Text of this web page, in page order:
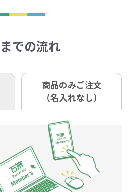
従って数を調整してくだ
らかじめご了承くださ
商品到着後7営業日以
PM5:00（土・日・祝日を
。
代はボリュームディスカ
の数量を印刷すると、1
印刷代単価がお安くなり
が少なく一定数に満たな
単価計算ではなく、印刷
金を一式頂戴する場合が
行（振替口座）
会社モノベーション
手数料はお客さま負担と
でご注意ください。
後約3週間となります。
ものもあります。
前中までにご注文とご入
ば翌日着でお送りする
合、ご相談ください。最
します。
受けます。
の納品の場合、別途送
合がございます。
らご確認ください。
での流れ
商品のみご注文
（名入れなし）